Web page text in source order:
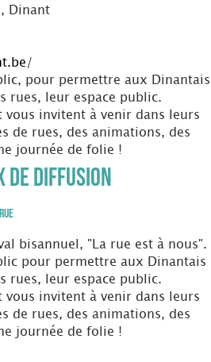
Dinant
pour permettre aux Dinantais
rues, leur espace public.
invitent à venir dans leurs
de rues, des animations, des
journée de folie !
de diffusion
bisannuel, "La rue est à nous".
pour permettre aux Dinantais
rues, leur espace public.
invitent à venir dans leurs
de rues, des animations, des
journée de folie !